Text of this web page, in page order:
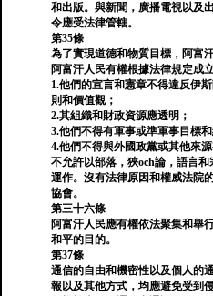
和出版。與新聞，廣播電視以及
令應受法律管轄。
第35條
為了實現道德和物質目標，阿富
阿富汗人民有權根據法律規定成
1.他們的宣言和憲章不得違反伊
則和價值觀；
2.其組織和財政資源應透明；
3.他們不得有軍事或準軍事目標
4.他們不得與外國政黨或其他來源
不允許以部落，狹och論，語言
運作。沒有法律原因和權威法院
協會。
第三十六條
阿富汗人民應有權依法聚集和舉
和平的目的。
第37條
通信的自由和機密性以及個人的
報以及其他方式，均應避免受到